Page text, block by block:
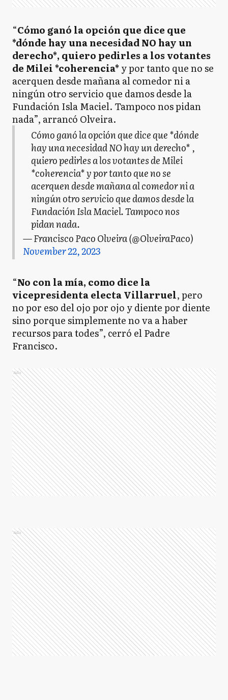
“Cómo ganó la opción que dice que
*dónde hay una necesidad NO hay un
derecho*, quiero pedirles a los votantes
de Milei *coherencia*y por tanto que no se
acerquen desde mañana al comedor ni a
ningún otro servicio que damos desde la
Fundación Isla Maciel. Tampoco nos pidan
nada”, arrancó Olveira.
Cómo ganó la opción que dice que *dónde
hay una necesidad NO hay un derecho* ,
quiero pedirles a los votantes de Milei
*coherencia* y por tanto que no se
acerquen desde mañana al comedor ni a
ningún otro servicio que damos desde la
Fundación Isla Maciel. Tampoco nos
pidan nada.
— Francisco Paco Olveira (@OlveiraPaco)
November 22, 2023
“No con la mía, como dice la
vicepresidenta electa Villarruel, pero
no por eso del ojo por ojo y diente por diente
sino porque simplemente no va a haber
recursos para todes”, cerró el Padre
Francisco.
Ads
Ads